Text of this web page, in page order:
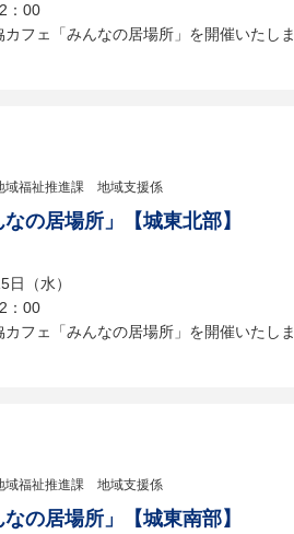
：00
フェ「みんなの居場所」を開催いたしま
福祉推進課 地域支援係
の居場所」【城東北部】
（水）
：00
フェ「みんなの居場所」を開催いたしま
福祉推進課 地域支援係
の居場所」【城東南部】